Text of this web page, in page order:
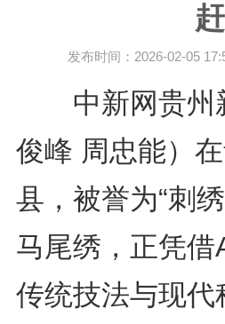
发布时间：2026-02-05
中新网贵州
俊峰 周忠能）
县，被誉为“刺
马尾绣，正凭
传统技法与现